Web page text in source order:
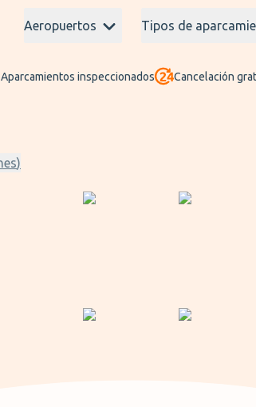
Aeropuertos Tipos de
Aparcamientos inspeccionados Cancelación
)